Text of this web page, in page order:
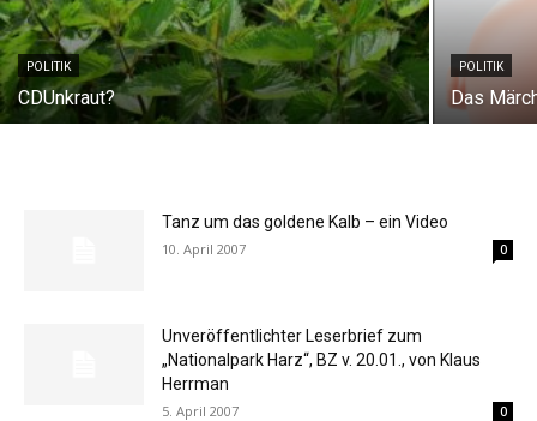
POLITIK
CDUnkraut?
POLITIK
Das
Tanz um das goldene Kalb – ein Video
10. April 2007 0
Unveröffentlichter Leserbrief zum
„Nationalpark Harz“, BZ v. 20.01., von Klaus
Herrman
5. April 2007 0